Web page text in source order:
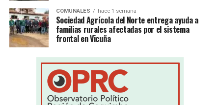
COMUNALES hace 1 semana
Sociedad Agrícola del Norte entrega ayuda a
familias rurales afectadas por el sistema
frontal en Vicuña